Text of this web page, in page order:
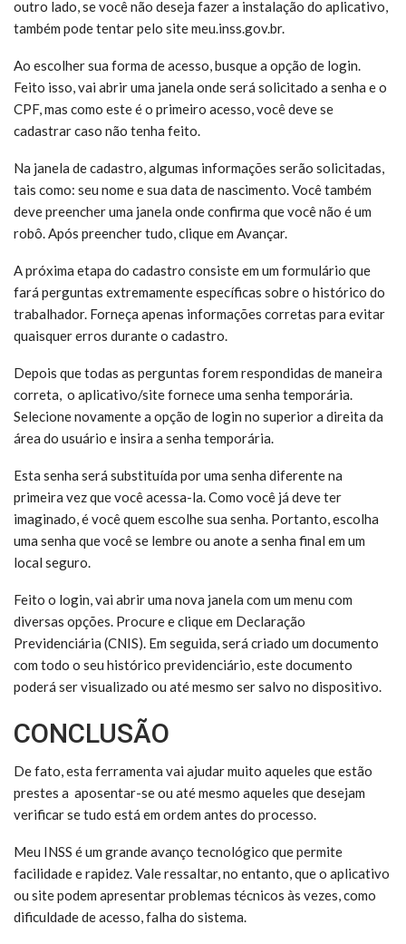
outro lado, se você não deseja fazer a instalação do aplicativo,
também pode tentar pelo site meu.inss.gov.br.
Ao escolher sua forma de acesso, busque a opção de login.
Feito isso, vai abrir uma janela onde será solicitado a senha e o
CPF, mas como este é o primeiro acesso, você deve se
cadastrar caso não tenha feito.
Na janela de cadastro, algumas informações serão solicitadas,
tais como: seu nome e sua data de nascimento. Você também
deve preencher uma janela onde confirma que você não é um
robô. Após preencher tudo, clique em Avançar.
A próxima etapa do cadastro consiste em um formulário que
fará perguntas extremamente específicas sobre o histórico do
trabalhador. Forneça apenas informações corretas para evitar
quaisquer erros durante o cadastro.
Depois que todas as perguntas forem respondidas de maneira
correta, o aplicativo/site fornece uma senha temporária.
Selecione novamente a opção de login no superior a direita da
área do usuário e insira a senha temporária.
Esta senha será substituída por uma senha diferente na
primeira vez que você acessa-la. Como você já deve ter
imaginado, é você quem escolhe sua senha. Portanto, escolha
uma senha que você se lembre ou anote a senha final em um
local seguro.
Feito o login, vai abrir uma nova janela com um menu com
diversas opções. Procure e clique em Declaração
Previdenciária (CNIS). Em seguida, será criado um documento
com todo o seu histórico previdenciário, este documento
poderá ser visualizado ou até mesmo ser salvo no dispositivo.
CONCLUSÃO
De fato, esta ferramenta vai ajudar muito aqueles que estão
prestes a aposentar-se ou até mesmo aqueles que desejam
verificar se tudo está em ordem antes do processo.
Meu INSS é um grande avanço tecnológico que permite
facilidade e rapidez. Vale ressaltar, no entanto, que o aplicativo
ou site podem apresentar problemas técnicos às vezes, como
dificuldade de acesso, falha do sistema.